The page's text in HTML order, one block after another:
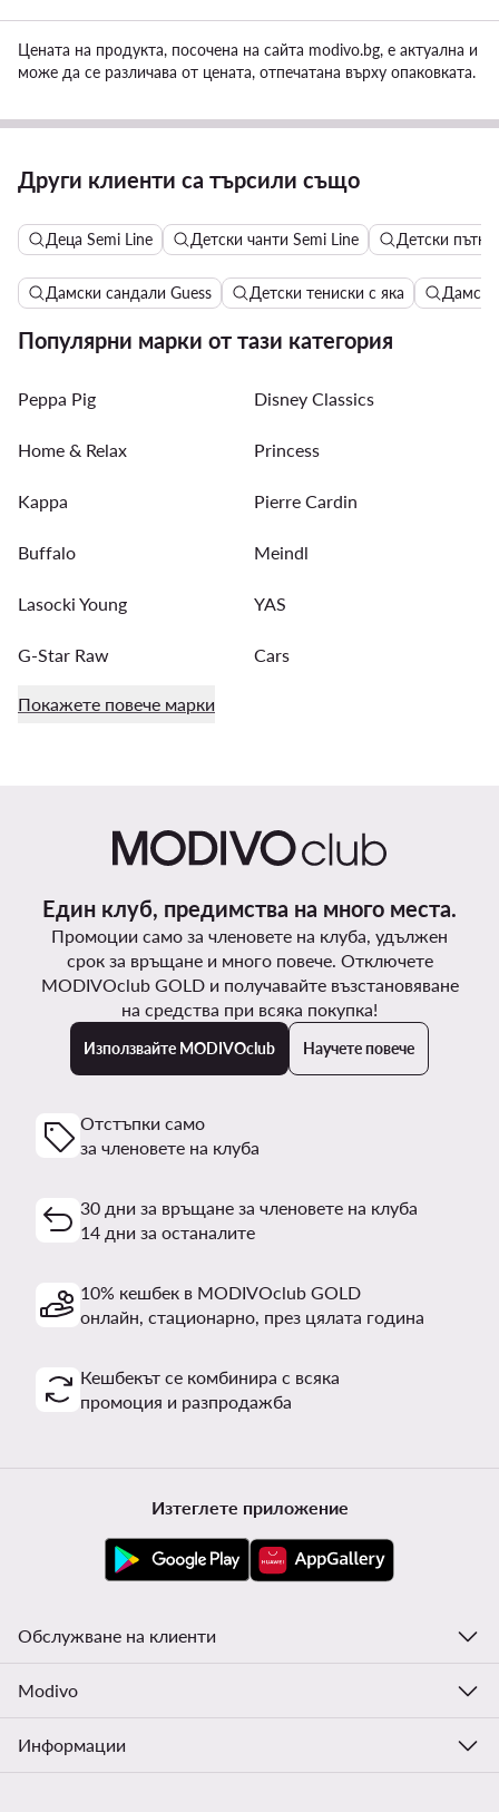
Цената на продукта, посочена на сайта modivo.bg, е актуална и
може да се различава от цената, отпечатана върху опаковката.
Други клиенти са търсили също
Деца Semi Line Детски чанти Semi Line Детски
Дамски сандали Guess Детски тениски с яка Дамски
Популярни марки от тази категория
Peppa Pig Disney Classics
Home & Relax Princess
Kappa Pierre Cardin
Buffalo Meindl
Lasocki Young YAS
G-Star Raw Cars
Покажете повече марки
Един клуб, предимства на много места.
Промоции само за членовете на клуба, удължен
срок за връщане и много повече. Отключете
MODIVOclub GOLD и получавайте възстановяване
на средства при всяка покупка!
Използвайте MODIVOclub Научете повече
Отстъпки само
за членовете на клуба
30 дни за връщане за членовете на клуба
14 дни за останалите
10% кешбек в MODIVOclub GOLD
онлайн, стационарно, през цялата година
Кешбекът се комбинира с всяка
промоция и разпродажба
Изтеглете приложение
Обслужване на клиенти
Modivo
Информации